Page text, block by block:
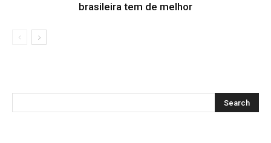
brasileira tem de melhor